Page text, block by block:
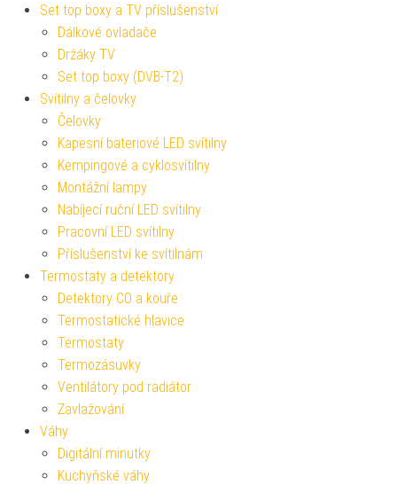
Set top boxy a TV příslušenství
Dálkové ovladače
Držáky TV
Set top boxy (DVB-T2)
Svítilny a čelovky
Čelovky
Kapesní bateriové LED svítilny
Kempingové a cyklosvítilny
Montážní lampy
Nabíjecí ruční LED svítilny
Pracovní LED svítilny
Příslušenství ke svítilnám
Termostaty a detektory
Detektory CO a kouře
Termostatické hlavice
Termostaty
Termozásuvky
Ventilátory pod radiátor
Zavlažování
Váhy
Digitální minutky
Kuchyňské váhy